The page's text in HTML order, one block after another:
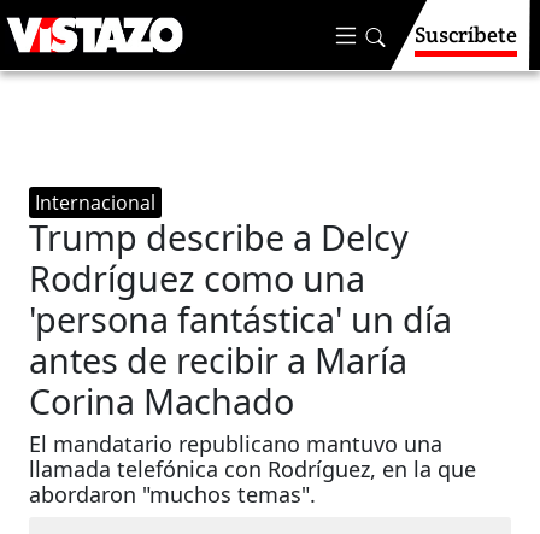
Suscríbete
Internacional
Trump describe a Delcy
Rodríguez como una
'persona fantástica' un día
antes de recibir a María
Corina Machado
El mandatario republicano mantuvo una
llamada telefónica con Rodríguez, en la que
abordaron "muchos temas".